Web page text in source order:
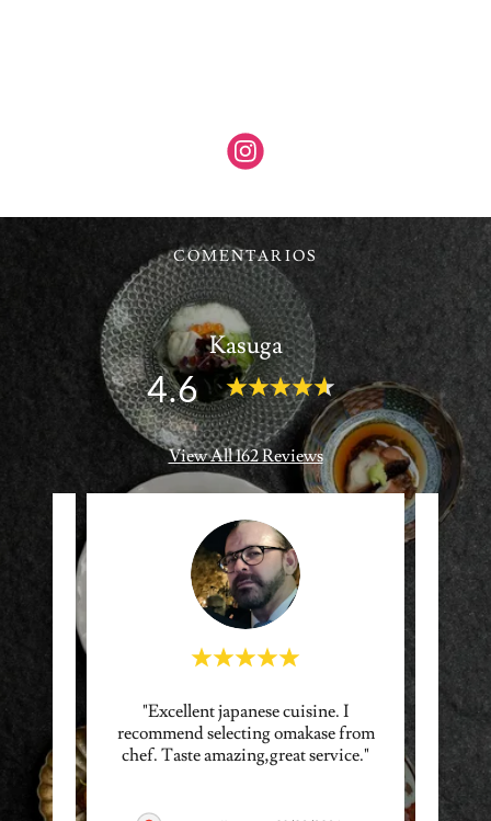
COMENTARIOS
Kasuga
4.6
View All 162 Reviews
un
..."
"Excellent japanese cuisine. I
recommend selecting omakase from
chef. Taste amazing,great service."
el